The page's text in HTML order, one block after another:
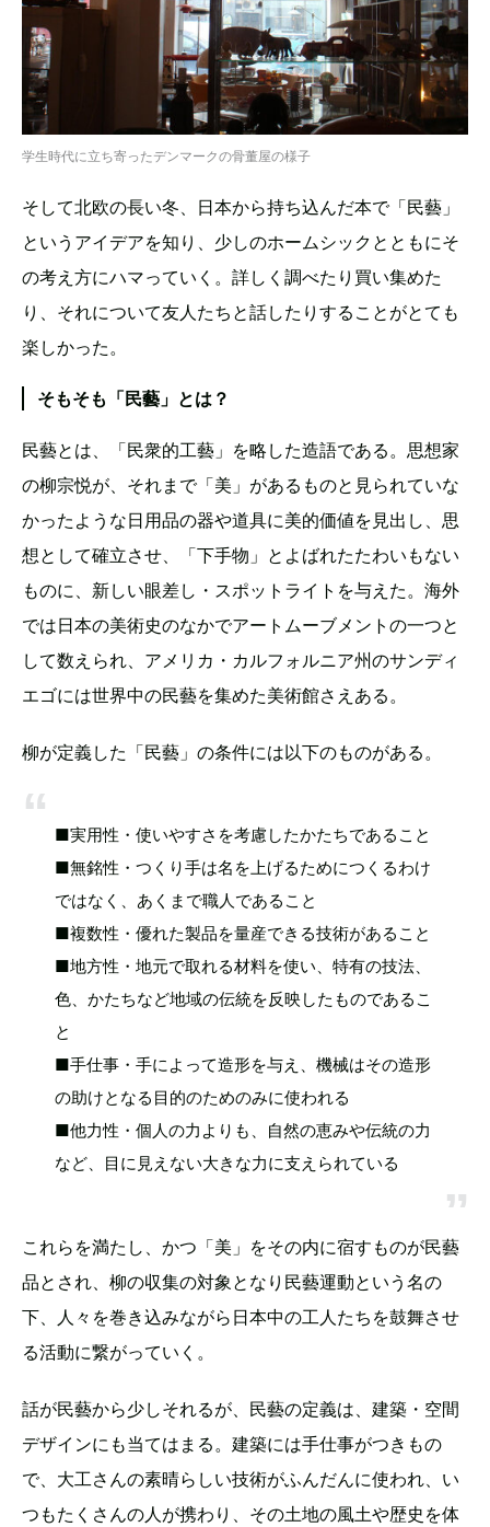
学生時代に立ち寄ったデンマークの骨董屋の様子
そして北欧の長い冬、日本から持ち込んだ本で「民藝」
というアイデアを知り、少しのホームシックとともにそ
の考え方にハマっていく。詳しく調べたり買い集めた
り、それについて友人たちと話したりすることがとても
楽しかった。
そもそも「民藝」とは？
民藝とは、「民衆的工藝」を略した造語である。思想家
の柳宗悦が、それまで「美」があるものと見られていな
かったような日用品の器や道具に美的価値を見出し、思
想として確立させ、「下手物」とよばれたたわいもない
ものに、新しい眼差し・スポットライトを与えた。海外
では日本の美術史のなかでアートムーブメントの一つと
して数えられ、アメリカ・カルフォルニア州のサンディ
エゴには世界中の民藝を集めた美術館さえある。
柳が定義した「民藝」の条件には以下のものがある。
■実用性・使いやすさを考慮したかたちであること
■無銘性・つくり手は名を上げるためにつくるわけ
ではなく、あくまで職人であること
■複数性・優れた製品を量産できる技術があること
■地方性・地元で取れる材料を使い、特有の技法、
色、かたちなど地域の伝統を反映したものであるこ
と
■手仕事・手によって造形を与え、機械はその造形
の助けとなる目的のためのみに使われる
■他力性・個人の力よりも、自然の恵みや伝統の力
など、目に見えない大きな力に支えられている
これらを満たし、かつ「美」をその内に宿すものが民藝
品とされ、柳の収集の対象となり民藝運動という名の
下、人々を巻き込みながら日本中の工人たちを鼓舞させ
る活動に繋がっていく。
話が民藝から少しそれるが、民藝の定義は、建築・空間
デザインにも当てはまる。建築には手仕事がつきもの
で、大工さんの素晴らしい技術がふんだんに使われ、い
つもたくさんの人が携わり、その土地の風土や歴史を体